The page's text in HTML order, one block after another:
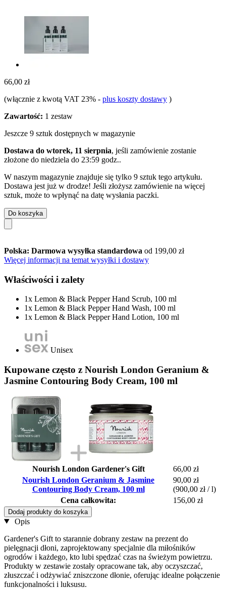
66,00 zł
(włącznie z kwotą VAT 23% - plus koszty dostawy )
Zawartość: 1 zestaw
Jeszcze 9 sztuk dostępnych w magazynie
Dostawa do wtorek, 11 sierpnia, jeśli zamówienie zostanie
złożone do niedziela do 23:59 godz..
W naszym magazynie znajduje się tylko 9 sztuk tego artykułu.
Dostawa jest już w drodze! Jeśli złożysz zamówienie na więcej
sztuk, może to wpłynąć na datę wysłania paczki.
Do koszyka
Polska: Darmowa wysyłka standardowa od 199,00 zł
Więcej informacji na temat wysyłki i dostawy
Właściwości i zalety
1x Lemon & Black Pepper Hand Scrub, 100 ml
1x Lemon & Black Pepper Hand Wash, 100 ml
1x Lemon & Black Pepper Hand Lotion, 100 ml
Unisex
Kupowane często z Nourish London Geranium &
Jasmine Contouring Body Cream, 100 ml
Nourish London Gardener's Gift
66,00 zł
Nourish London Geranium & Jasmine
Contouring Body Cream, 100 ml
90,00 zł
(900,00 zł / l)
Cena całkowita:
156,00 zł
Dodaj produkty do koszyka
Opis
Gardener's Gift to starannie dobrany zestaw na prezent do
pielęgnacji dłoni, zaprojektowany specjalnie dla miłośników
ogrodów i każdego, kto lubi spędzać czas na świeżym powietrzu.
Produkty w zestawie zostały opracowane tak, aby oczyszczać,
złuszczać i odżywiać zniszczone dłonie, oferując idealne połączenie
funkcjonalności i luksusu.